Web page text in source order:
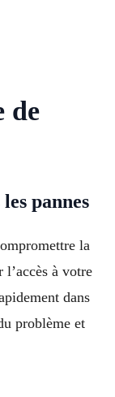
de
pannes
la
l’accès à votre
dans
problème et